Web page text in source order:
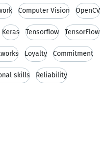
Computer Vision OpenCV
Keras Tensorflow TensorFlow
Loyalty Commitment
skills Reliability